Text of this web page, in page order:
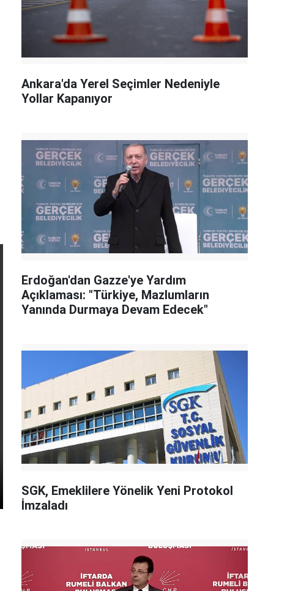
Ankara'da Yerel Seçimler Nedeniyle
Yollar Kapanıyor
Erdoğan'dan Gazze'ye Yardım
Açıklaması: "Türkiye, Mazlumların
Yanında Durmaya Devam Edecek"
SGK, Emeklilere Yönelik Yeni Protokol
İmzaladı